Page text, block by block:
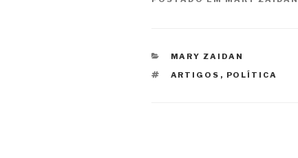
CATEGORIAS
MARY ZAIDAN
TAGS
ARTIGOS , POLÍTICA